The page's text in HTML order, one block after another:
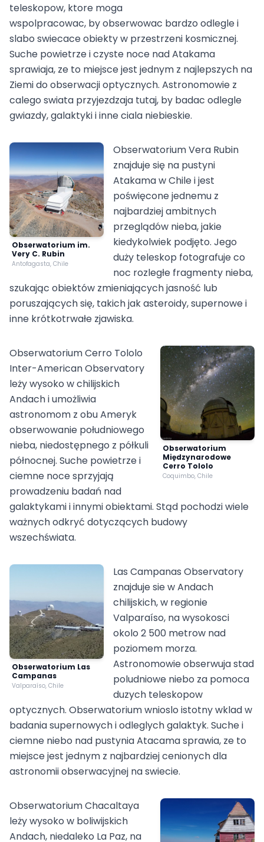
teleskopow, ktore moga
wspolpracowac, by obserwowac bardzo odlegle i
slabo swiecace obiekty w przestrzeni kosmicznej.
Suche powietrze i czyste noce nad Atakama
sprawiaja, ze to miejsce jest jednym z najlepszych na
Ziemi do obserwacji optycznych. Astronomowie z
calego swiata przyjezdzaja tutaj, by badac odlegle
gwiazdy, galaktyki i inne ciala niebieskie.
Obserwatorium im.
Very C. Rubin
Antofagasta, Chile
Obserwatorium Vera Rubin
znajduje się na pustyni
Atakama w Chile i jest
poświęcone jednemu z
najbardziej ambitnych
przeglądów nieba, jakie
kiedykolwiek podjęto. Jego
duży teleskop fotografuje co
noc rozległe fragmenty nieba,
szukając obiektów zmieniających jasność lub
poruszających się, takich jak asteroidy, supernowe i
inne krótkotrwałe zjawiska.
Obserwatorium
Międzynarodowe
Cerro Tololo
Coquimbo, Chile
Obserwatorium Cerro Tololo
Inter-American Observatory
leży wysoko w chilijskich
Andach i umożliwia
astronomom z obu Ameryk
obserwowanie południowego
nieba, niedostępnego z półkuli
północnej. Suche powietrze i
ciemne noce sprzyjają
prowadzeniu badań nad
galaktykami i innymi obiektami. Stąd pochodzi wiele
ważnych odkryć dotyczących budowy
wszechświata.
Obserwatorium Las
Campanas
Valparaíso, Chile
Las Campanas Observatory
znajduje sie w Andach
chilijskich, w regionie
Valparaíso, na wysokosci
okolo 2 500 metrow nad
poziomem morza.
Astronomowie obserwuja stad
poludniowe niebo za pomoca
duzych teleskopow
optycznych. Obserwatorium wnioslo istotny wklad w
badania supernowych i odleglych galaktyk. Suche i
ciemne niebo nad pustynia Atacama sprawia, ze to
miejsce jest jednym z najbardziej cenionych dla
astronomii obserwacyjnej na swiecie.
Obserwatorium Chacaltaya
leży wysoko w boliwijskich
Andach, niedaleko La Paz, na